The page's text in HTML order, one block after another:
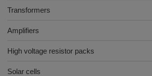
Transformers
Amplifiers
High voltage resistor packs
Solar cells